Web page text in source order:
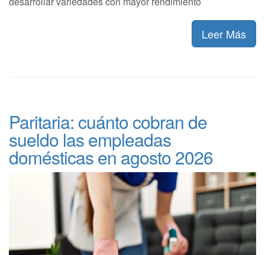
Leer Más
Paritaria: cuánto cobran de
sueldo las empleadas
domésticas en agosto 2026